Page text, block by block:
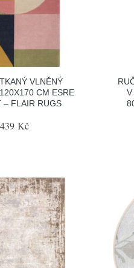
VLNĚNÝ
CM ESRE
– FLAIR RUGS
Kč
V